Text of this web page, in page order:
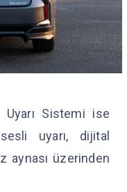
Uyarı Sistemi ise
uyarı, dijital
aynası üzerinden